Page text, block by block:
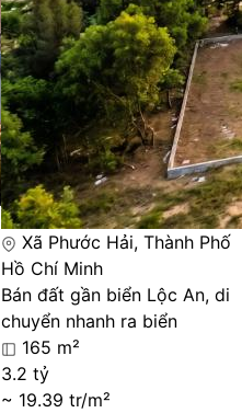
Xã Phước Hải, Thành Phố
Hồ Chí Minh
Bán đất gần biển Lộc An, di
chuyển nhanh ra biển
165 m²
3.2 tỷ
~ 19.39 tr/m²